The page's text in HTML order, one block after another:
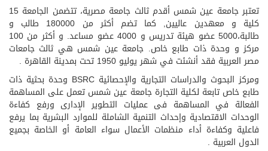
تعتبر جامعة عين شمس أقدم ثالث جامعة مصرية، تتضمن الجامعة 15
كلية و معهدين عاليين, كما تضم أكثر من 180000 طالب و
طالبة،5000 عضو هيئة تدريس و 4000 عضو مساعد. و أكثر من 100
مركز و وحدة ذات طابع خاص. جامعة عين شمس هي ثالث جامعات
مصر العربية فقد أنشئت في شهر يوليو 1950 تحت بمدينة القاهرة .
ومركز البحوث والدراسات التجارية والإحصائية BSRC وحدة بحثية ذات
طابع خاص تابعة لكلية التجارة جامعة عين شمس تعمل على المساهمة
الفعالة في المساهمة فى عمليات التطوير الإدارى ورفع كفاءة
الوحدات الاقتصادية وإحداث التنمية الشاملة للموارد البشرية بما يرفع
فاعلية وكفاءة أداء منظمات الأعمال سواء العامة أو الخاصة بجميع
الدول العربية .